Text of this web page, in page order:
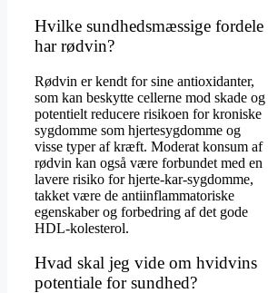
Hvilke sundhedsmæssige fordele
har rødvin?
Rødvin er kendt for sine antioxidanter,
som kan beskytte cellerne mod skade og
potentielt reducere risikoen for kroniske
sygdomme som hjertesygdomme og
visse typer af kræft. Moderat konsum af
rødvin kan også være forbundet med en
lavere risiko for hjerte-kar-sygdomme,
takket være de antiinflammatoriske
egenskaber og forbedring af det gode
HDL-kolesterol.
Hvad skal jeg vide om hvidvins
potentiale for sundhed?